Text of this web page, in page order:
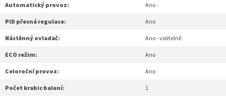
Automatický provoz: Ano
PID přesná regulace: Ano
Nástěnný ovladač: Ano - volitelně
ECO režim: Ano
Celoroční provoz: Ano
Počet krabic balení: 1